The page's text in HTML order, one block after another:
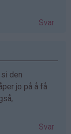
Svar
den
jo på å få
Svar